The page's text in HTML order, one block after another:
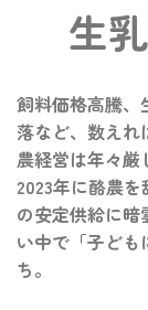
生
飼料価格高騰、
落など、数え
農経営は年々厳
2023年に酪農
の安定供給に暗
い中で「子ども
ち。